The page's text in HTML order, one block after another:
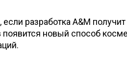
если разработка A&M
появится новый способ